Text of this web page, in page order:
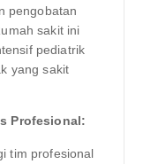
pengobatan
sakit ini
pediatrik
yang sakit
Profesional:
tim profesional